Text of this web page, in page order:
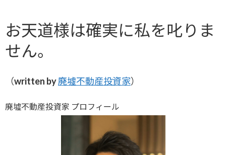
お天道様は確実に私を叱りま
せん。
（written by廃墟不動産投資家）
廃墟不動産投資家 プロフィール